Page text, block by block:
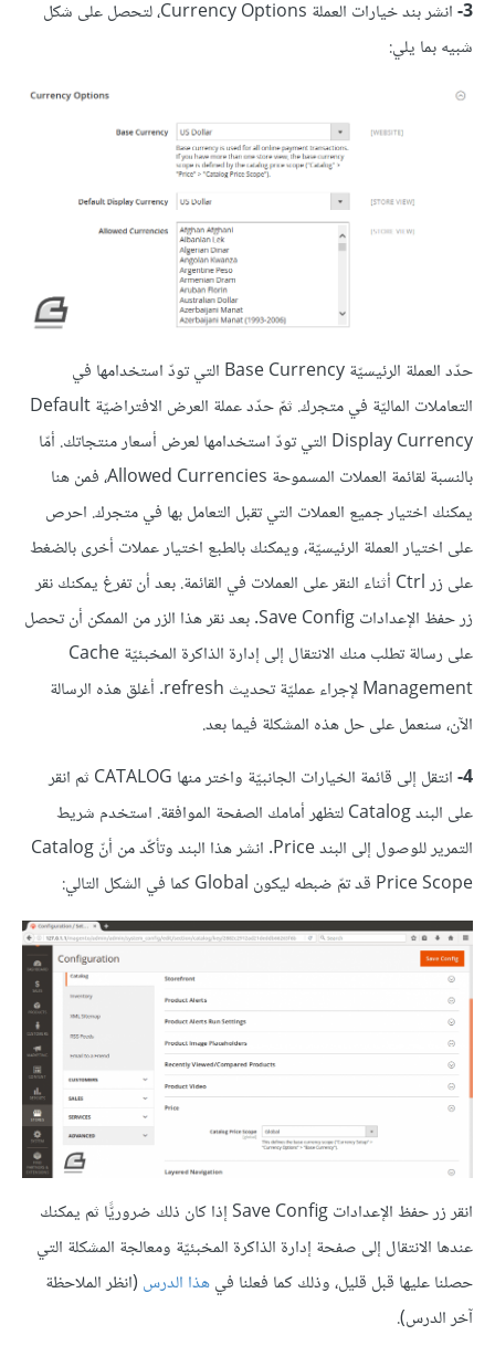
3-
انشر بند خيارات العملة Currency Options، لتحصل على شكل
شبيه بما يلي:
حدّد العملة الرئيسيّة Base Currency التي تودّ استخدامها في
التعاملات الماليّة في متجرك. ثمّ حدّد عملة العرض الافتراضيّة Default
Display Currency التي تودّ استخدامها لعرض أسعار منتجاتك. أمّا
بالنسبة لقائمة العملات المسموحة Allowed Currencies، فمن هنا
يمكنك اختيار جميع العملات التي تقبل التعامل بها في متجرك. احرص
على اختيار العملة الرئيسيّة، ويمكنك بالطبع اختيار عملات أخرى بالضغط
على زر Ctrl أثناء النقر على العملات في القائمة. بعد أن تفرغ يمكنك نقر
زر حفظ الإعدادات Save Config. بعد نقر هذا الزر من الممكن أن تحصل
على رسالة تطلب منك الانتقال إلى إدارة الذاكرة المخبئيّة Cache
Management لإجراء عمليّة تحديث refresh. أغلق هذه الرسالة
الآن، سنعمل على حل هذه المشكلة فيما بعد.
4-
انتقل إلى قائمة الخيارات الجانبيّة واختر منها CATALOG ثم انقر
على البند Catalog لتظهر أمامك الصفحة الموافقة. استخدم شريط
التمرير للوصول إلى البند Price. انشر هذا البند وتأكّد من أنّ Catalog
Price Scope قد تمّ ضبطه ليكون Global كما في الشكل التالي:
انقر زر حفظ الإعدادات Save Config إذا كان ذلك ضروريًّا ثم يمكنك
عندها الانتقال إلى صفحة إدارة الذاكرة المخبئيّة ومعالجة المشكلة التي
حصلنا عليها قبل قليل، وذلك كما فعلنا فيهذا الدرس (انظر الملاحظة
آخر الدرس).